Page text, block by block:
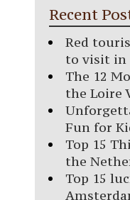
Recent
Red
to visit in
The 12
the Loire
Fun for
Top 15
the
Top 15